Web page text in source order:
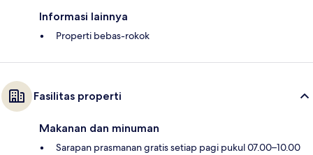
Informasi lainnya
Properti bebas-rokok
Fasilitas properti
Makanan dan minuman
Sarapan prasmanan gratis setiap pagi pukul 07.00–10.00